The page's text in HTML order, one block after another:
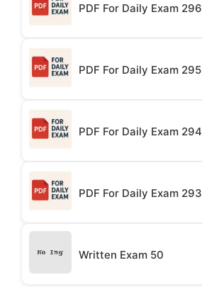
PDF For Daily Exam 296
PDF For Daily Exam 295
PDF For Daily Exam 294
PDF For Daily Exam 293
Written Exam 50